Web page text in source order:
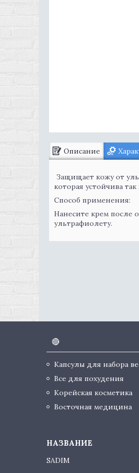
Описание
Защищает кожу от
которая устойчива
Способ применения:
Нанесите крем после
ультрафиолету.
🔴
Капсулы для набора
Все для похудения
Корейская косметика
Восточная медицина
SADIM